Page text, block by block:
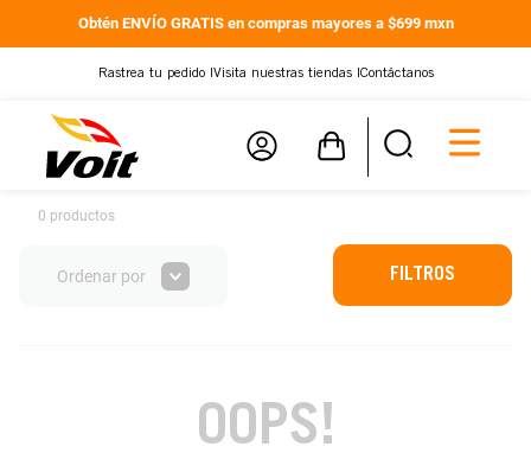
Obtén ENVÍO GRATIS en compras mayores a $699 mxn
Rastrea tu pedido | Visita nuestras tiendas | Contáctanos
0 productos
FILTROS
Ordenar por
OOPS!